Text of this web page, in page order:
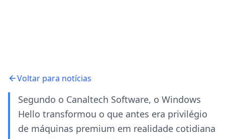
Voltar para notícias
Segundo o Canaltech Software, o Windows
Hello transformou o que antes era privilégio
de máquinas premium em realidade cotidiana